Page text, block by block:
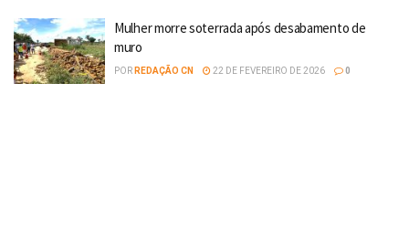
Mulher morre soterrada após desabamento de
muro
POR REDAÇÃO CN 22 DE FEVEREIRO DE 2026 0